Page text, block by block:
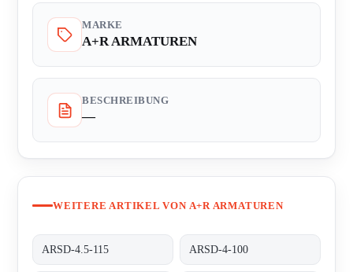
MARKE
A+R ARMATUREN
BESCHREIBUNG
—
WEITERE ARTIKEL VON A+R ARMATUREN
ARSD-4.5-115 ARSD-4-100